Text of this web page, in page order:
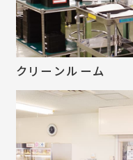
クリーンルーム